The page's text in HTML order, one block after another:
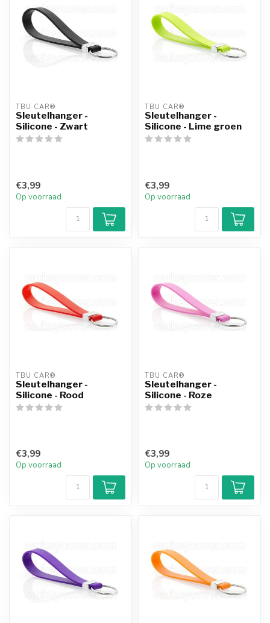
TBU CAR®
Sleutelhanger -
Silicone - Zwart
€3,99
Op voorraad
TBU CAR®
Sleutelhanger -
Silicone - Lime groen
€3,99
Op voorraad
TBU CAR®
Sleutelhanger -
Silicone - Rood
€3,99
Op voorraad
TBU CAR®
Sleutelhanger -
Silicone - Roze
€3,99
Op voorraad